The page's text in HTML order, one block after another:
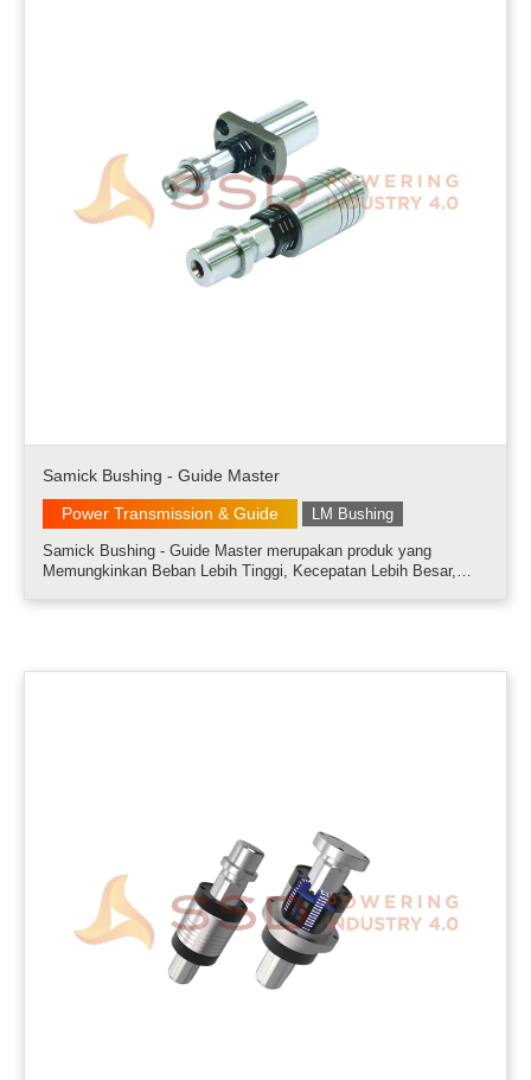
Samick Bushing - Guide Master
Power Transmission & Guide
LM Bushing
Samick Bushing - Guide Master merupakan produk yang
Memungkinkan Beban Lebih Tinggi, Kecepatan Lebih Besar,